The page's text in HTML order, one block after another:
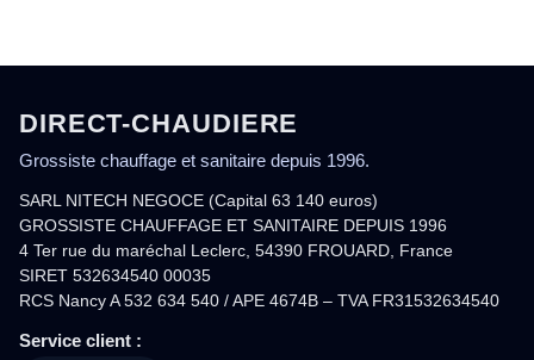
DIRECT-CHAUDIERE
Grossiste chauffage et sanitaire depuis 1996.
SARL NITECH NEGOCE (Capital 63 140 euros)
GROSSISTE CHAUFFAGE ET SANITAIRE DEPUIS 1996
4 Ter rue du maréchal Leclerc, 54390 FROUARD, France
SIRET 532634540 00035
RCS Nancy A 532 634 540 / APE 4674B – TVA FR31532634540
Service client :